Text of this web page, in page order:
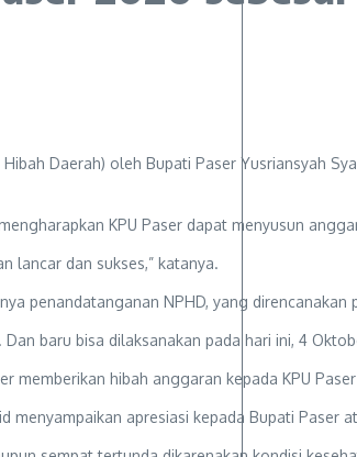
Daerah) oleh Bupati Paser Yusriansyah
KPU Paser dapat menyusun
lancar dan sukses,” katanya.
penandatanganan NPHD, yang direncanakan
baru bisa dilaksanakan pada hari ini, 4
memberikan hibah anggaran kepada KPU
menyampaikan apresiasi kepada Bupati